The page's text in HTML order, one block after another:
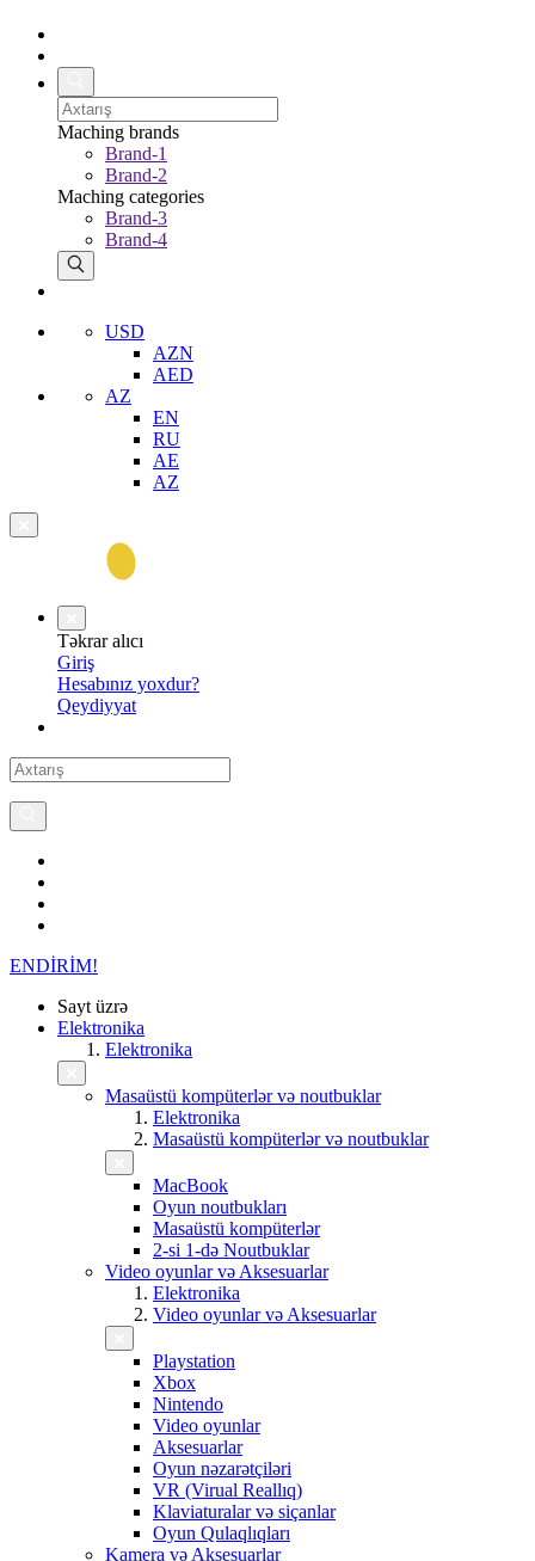
Maching brands
Brand-1
Brand-2
Maching categories
Brand-3
Brand-4
USD
AZN
AED
AZ
EN
RU
AE
AZ
Təkrar alıcı
Giriş
Hesabınız yoxdur?
Qeydiyyat
ENDİRİM!
Sayt üzrə
Elektronika
Elektronika
Masaüstü kompüterlər və noutbuklar
Elektronika
Masaüstü kompüterlər və noutbuklar
MacBook
Oyun noutbukları
Masaüstü kompüterlər
2-si 1-də Noutbuklar
Video oyunlar və Aksesuarlar
Elektronika
Video oyunlar və Aksesuarlar
Playstation
Xbox
Nintendo
Video oyunlar
Aksesuarlar
Oyun nəzarətçiləri
VR (Virual Reallıq)
Klaviaturalar və siçanlar
Oyun Qulaqlıqları
Kamera və Aksesuarlar